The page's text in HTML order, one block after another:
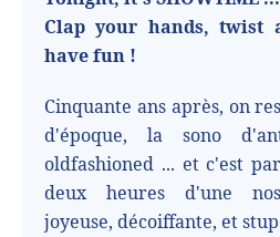
Clap your hands, twist
have fun !
Cinquante ans après, on
d'époque, la sono
oldfashioned ... et c'est
deux heures d'une
joyeuse, décoiffante, et